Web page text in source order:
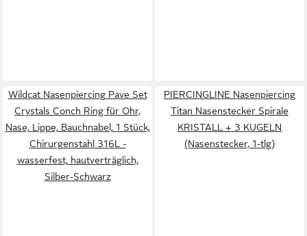
Wildcat Nasenpiercing Pave Set
Crystals Conch Ring für Ohr,
Nase, Lippe, Bauchnabel, 1 Stück,
Chirurgenstahl 316L -
wasserfest, hautverträglich,
Silber-Schwarz
PIERCINGLINE Nasenpiercing
Titan Nasenstecker Spirale
KRISTALL + 3 KUGELN
(Nasenstecker, 1-tlg)